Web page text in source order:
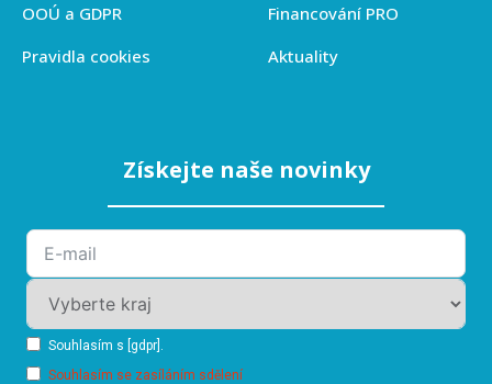
OOÚ a GDPR
Pravidla cookies
Financování PRO
Aktuality
Získejte naše novinky
Souhlasím s [gdpr].
Souhlasím se zasíláním sdělení